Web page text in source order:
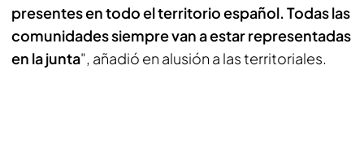
presentes en todo el territorio español. Todas las
comunidades siempre van a estar representadas
en la junta", añadió en alusión a las territoriales.